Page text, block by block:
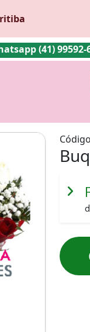
(41) 99592-